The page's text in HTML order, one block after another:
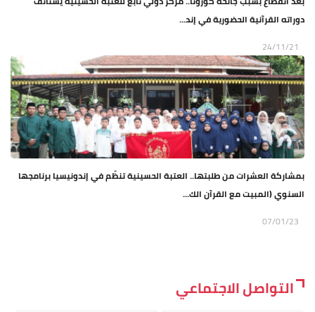
دوراته القرآنية الحضورية في إند...
24/11/21
بمشاركة العشرات من طلبتها.. العتبة الحسينية تنظّم في إندونيسيا برنامجها
السنوي (المبيت مع القرآن الك...
07/01/23
التواصل الاجتماعي